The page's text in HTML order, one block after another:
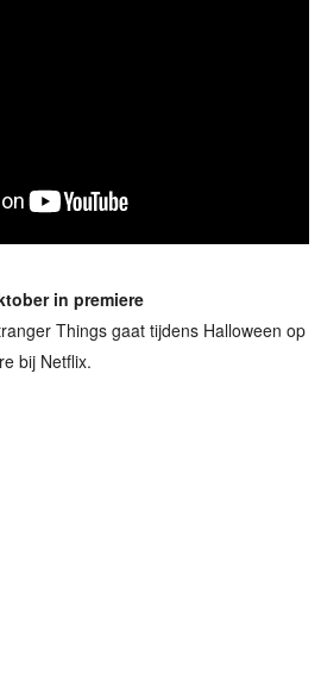
in premiere
Things gaat tijdens Halloween op
bij Netflix.